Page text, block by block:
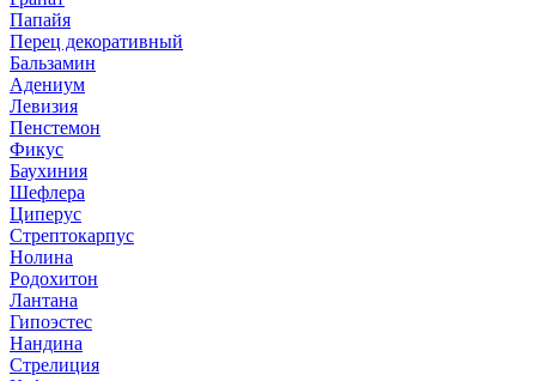
Папайя
Перец декоративный
Бальзамин
Адениум
Левизия
Пенстемон
Фикус
Баухиния
Шефлера
Циперус
Стрептокарпус
Нолина
Родохитон
Лантана
Гипоэстес
Нандина
Стрелиция